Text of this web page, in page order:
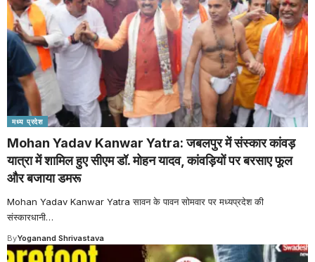
मध्य प्रदेश
Mohan Yadav Kanwar Yatra: जबलपुर में संस्कार कांवड़
यात्रा में शामिल हुए सीएम डॉ. मोहन यादव, कांवड़ियों पर बरसाए फूल
और बजाया डमरू
Mohan Yadav Kanwar Yatra सावन के पावन सोमवार पर मध्यप्रदेश की
संस्कारधानी…
ByYoganand Shrivastava